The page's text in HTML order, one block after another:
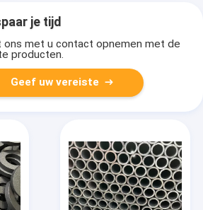
je tijd
ons met u contact opnemen met de
producten.
Geef uw vereiste